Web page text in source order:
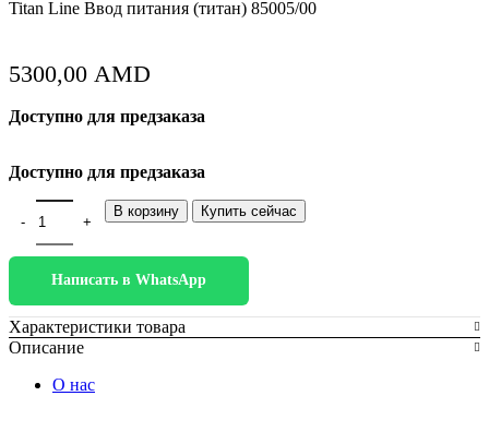
Titan Line Ввод питания (титан) 85005/00
5300,00 AMD
Доступно для предзаказа
Доступно для предзаказа
Количество товара Titan Line Ввод питания (титан) 85005/00
В корзину Купить сейчас
Написать в WhatsApp
Характеристики товара
Описание
О нас